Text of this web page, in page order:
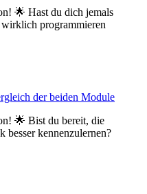
🌟 Hast du dich jemals
programmieren
der beiden Module
🌟 Bist du bereit, die
besser kennenzulernen?